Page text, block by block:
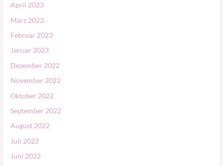
April 2023
März 2023
Februar 2023
Januar 2023
Dezember 2022
November 2022
Oktober 2022
September 2022
August 2022
Juli 2022
Juni 2022